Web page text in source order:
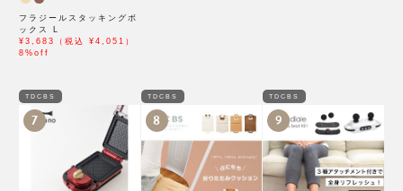
フラジールスタッキングボ
ックス L
¥3,683（税込 ¥4,051）
8%off
TDCBS
7
TDCBS
8
TDCBS
9